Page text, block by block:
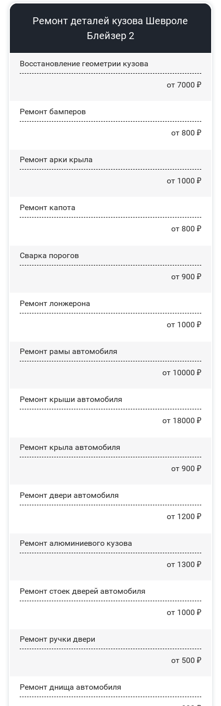
Ремонт деталей кузова Шевроле
Блейзер 2
Восстановление геометрии кузова
от 7000 ₽
Ремонт бамперов
от 800 ₽
Ремонт арки крыла
от 1000 ₽
Ремонт капота
от 800 ₽
Сварка порогов
от 900 ₽
Ремонт лонжерона
от 1000 ₽
Ремонт рамы автомобиля
от 10000 ₽
Ремонт крыши автомобиля
от 18000 ₽
Ремонт крыла автомобиля
от 900 ₽
Ремонт двери автомобиля
от 1200 ₽
Ремонт алюминиевого кузова
от 1300 ₽
Ремонт стоек дверей автомобиля
от 1000 ₽
Ремонт ручки двери
от 500 ₽
Ремонт днища автомобиля